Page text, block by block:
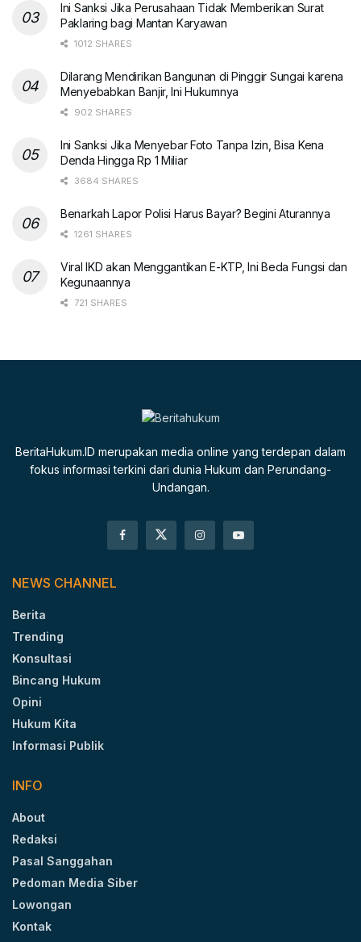
Ini Sanksi Jika Perusahaan Tidak Memberikan Surat
Paklaring bagi Mantan Karyawan
1012 SHARES
Dilarang Mendirikan Bangunan di Pinggir Sungai karena
Menyebabkan Banjir, Ini Hukumnya
902 SHARES
Ini Sanksi Jika Menyebar Foto Tanpa Izin, Bisa Kena
Denda Hingga Rp 1 Miliar
3684 SHARES
Benarkah Lapor Polisi Harus Bayar? Begini Aturannya
1261 SHARES
Viral IKD akan Menggantikan E-KTP, Ini Beda Fungsi dan
Kegunaannya
721 SHARES
BeritaHukum.ID merupakan media online yang terdepan dalam
fokus informasi terkini dari dunia Hukum dan Perundang-
Undangan.
NEWS CHANNEL
Berita
Trending
Konsultasi
Bincang Hukum
Opini
Hukum Kita
Informasi Publik
INFO
About
Redaksi
Pasal Sanggahan
Pedoman Media Siber
Lowongan
Kontak